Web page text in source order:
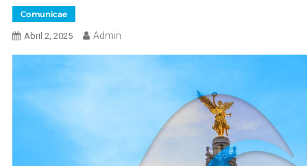
Comunicae
Abril 2, 2025 Admin